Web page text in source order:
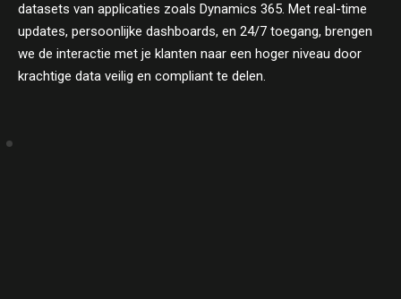
datasets van applicaties zoals Dynamics 365. Met real-time
updates, persoonlijke dashboards, en 24/7 toegang, brengen
we de interactie met je klanten naar een hoger niveau door
krachtige data veilig en compliant te delen.